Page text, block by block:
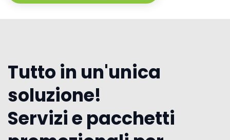
Tutto in un'unica
soluzione!
Servizi e pacchetti